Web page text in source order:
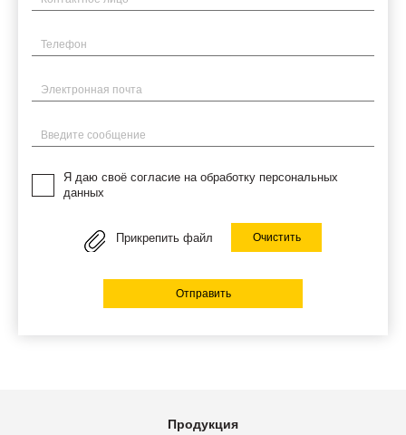
Телефон
Электронная почта
Введите сообщение
Я даю своё согласие на обработку персональных
данных
Прикрепить файл Очистить
Отправить
Продукция